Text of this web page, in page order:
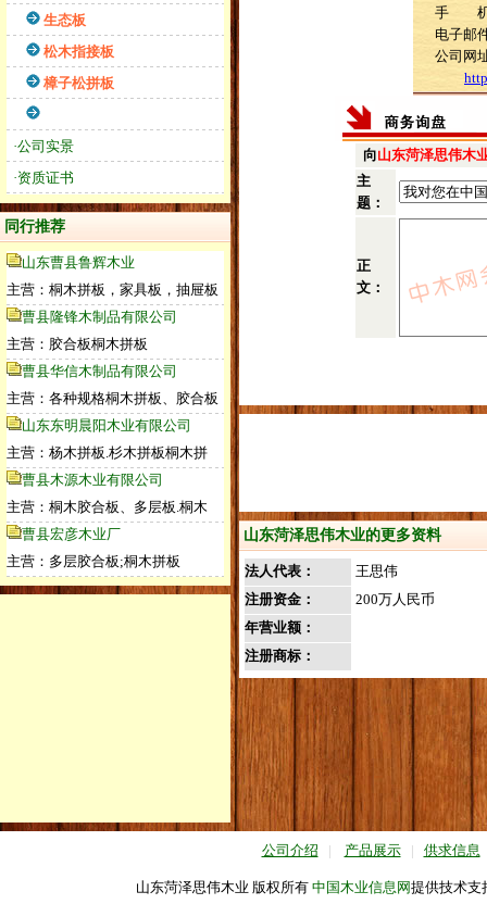
生态板
松木指接板
樟子松拼板
·公司实景
·资质证书
同行推荐
山东曹县鲁辉木业
主营：桐木拼板，家具板，抽屉板
曹县隆锋木制品有限公司
主营：胶合板桐木拼板
曹县华信木制品有限公司
主营：各种规格桐木拼板、胶合板
山东东明晨阳木业有限公司
主营：杨木拼板.杉木拼板桐木拼
曹县木源木业有限公司
主营：桐木胶合板、多层板.桐木
曹县宏彦木业厂
主营：多层胶合板;桐木拼板
手 机
电子邮
公司网
向山东菏泽思伟木
主
题：
正
文：
山东菏泽思伟木业的更多资料
法人代表：
王思伟
注册资金：
200万人民币
年营业额：
注册商标：
公司介绍 | 产品展示 | 供求信息
山东菏泽思伟木业 版权所有 中国木业信息网提供技术支